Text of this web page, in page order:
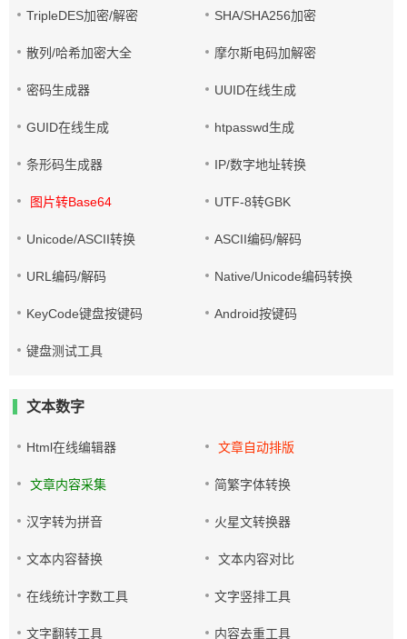
TripleDES加密/解密 SHA/SHA256加密
散列/哈希加密大全 摩尔斯电码加解密
密码生成器 UUID在线生成
GUID在线生成 htpasswd生成
条形码生成器 IP/数字地址转换
图片转Base64 UTF-8转GBK
Unicode/ASCII转换 ASCII编码/解码
URL编码/解码 Native/Unicode编码转换
KeyCode键盘按键码 Android按键码
键盘测试工具
文本数字
Html在线编辑器 文章自动排版
文章内容采集 简繁字体转换
汉字转为拼音 火星文转换器
文本内容替换 文本内容对比
在线统计字数工具 文字竖排工具
文字翻转工具 内容去重工具